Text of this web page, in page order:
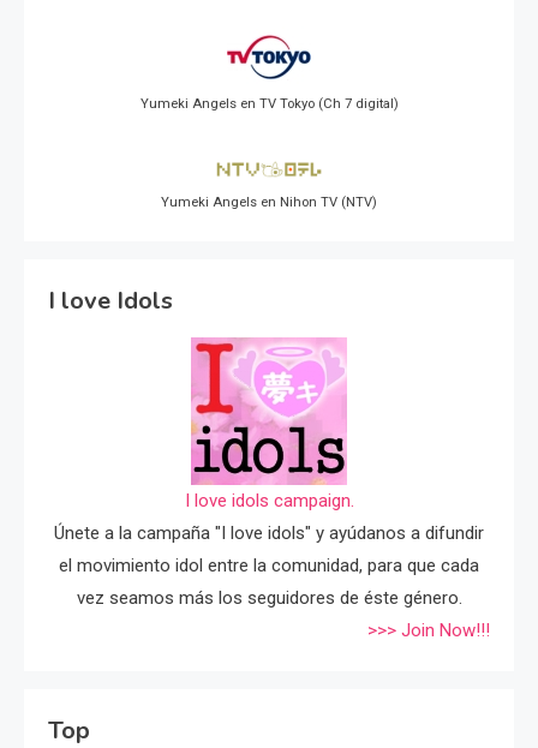
Yumeki Angels en TV Tokyo (Ch 7 digital)
Yumeki Angels en Nihon TV (NTV)
I love Idols
I love idols campaign.
Únete a la campaña "I love idols" y ayúdanos a difundir
el movimiento idol entre la comunidad, para que cada
vez seamos más los seguidores de éste género.
>>> Join Now!!!
Top